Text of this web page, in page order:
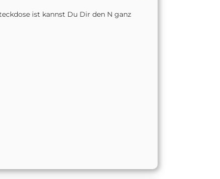
ist kannst Du Dir den N ganz